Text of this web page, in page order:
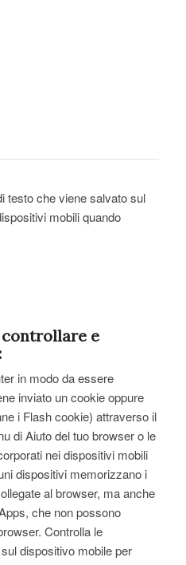
testo che viene salvato sul
mobili quando
e
in modo da essere
inviato un cookie oppure
i Flash cookie) attraverso il
di Aiuto del tuo browser o le
nei dispositivi mobili
dispositivi memorizzano i
al browser, ma anche
che non possono
Controlla le
dispositivo mobile per